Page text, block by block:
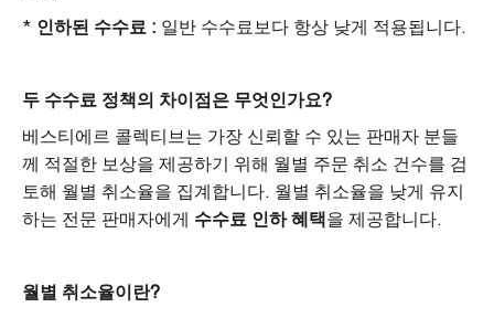
* 인하된 수수료 : 일반 수수료보다 항상 낮게 적용됩니다.
두 수수료 정책의 차이점은 무엇인가요?
베스티에르 콜렉티브는 가장 신뢰할 수 있는 판매자 분들
께 적절한 보상을 제공하기 위해 월별 주문 취소 건수를 검
토해 월별 취소율을 집계합니다. 월별 취소율을 낮게 유지
하는 전문 판매자에게 수수료 인하 혜택을 제공합니다.
월별 취소율이란?